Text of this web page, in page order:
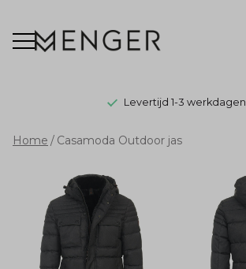
Levertijd 1-3 werkdagen
Casamoda
Outdoor
jas
Home Casamoda Outdoor jas